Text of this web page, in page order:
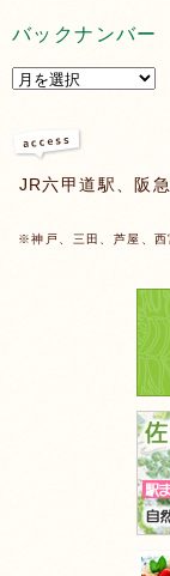
バックナンバー
JR六甲道駅、阪
※神戸、三田、芦屋、西